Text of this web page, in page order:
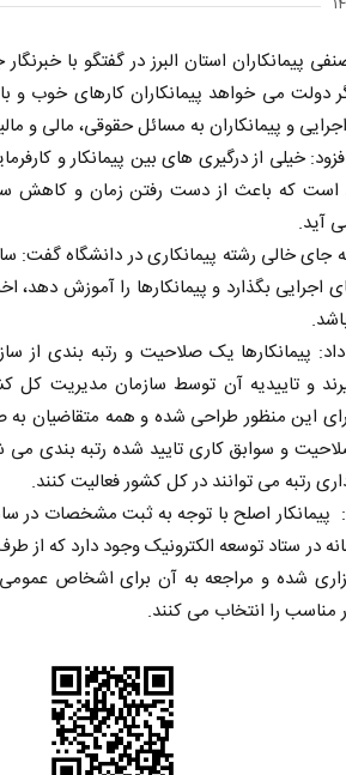
پیمانکاران استان البرز در گفتگو با
می خواهد پیمانکاران کارهای خوب و
و پیمانکاران به مسائل حقوقی، مالی و
خیلی از درگیری های بین پیمانکار و
که باعث از دست رفتن زمان و کاهش
آید.
جای خالی رشته پیمانکاری در دانشگاه گفت:
اجرایی بگذارد و پیمانکارها را آموزش دهد،
پیمانکارها یک صلاحیت و رتبه بندی از
و تاییدیه آن توسط سازمان مدیریت کل
این منظور طراحی شده و همه متقاضیان
و سوابق کاری تایید شده رتبه بندی می
رتبه می توانند در کل کشور فعالیت کنند.
پیمانکار اصلح با توجه به ثبت مشخصات
در ستاد توسعه الکترونیک وجود دارد که
شده و مراجعه به آن برای اشخاص
مناسب را انتخاب می کنند.